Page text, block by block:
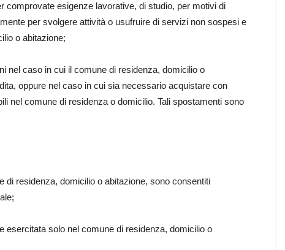
comprovate esigenze lavorative, di studio, per motivi di
per svolgere attività o usufruire di servizi non sospesi e
o abitazione;
nel caso in cui il comune di residenza, domicilio o
oppure nel caso in cui sia necessario acquistare con
nel comune di residenza o domicilio. Tali spostamenti sono
di residenza, domicilio o abitazione, sono consentiti
esercitata solo nel comune di residenza, domicilio o